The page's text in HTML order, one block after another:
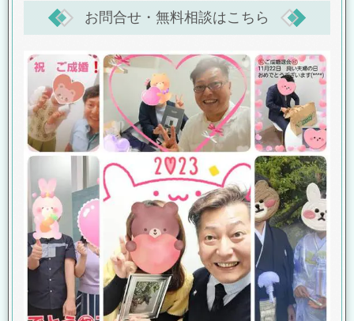
お問合せ・無料相談はこちら